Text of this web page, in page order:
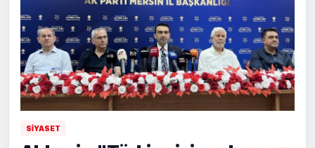
SİYASET